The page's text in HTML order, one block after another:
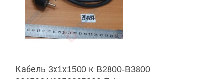
Кабель 3х1х1500 к B2800-B3800